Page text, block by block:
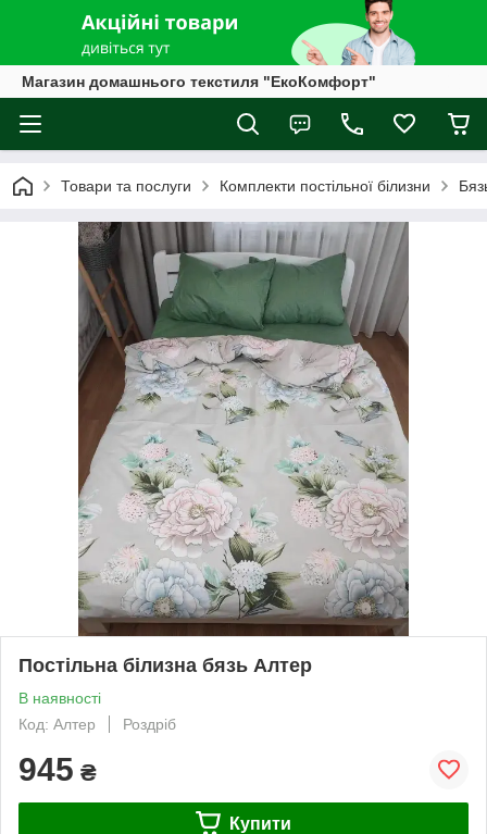
Магазин домашнього текстиля "ЕкоКомфорт"
Товари та послуги Комплекти постільної білизни
Постільна білизна бязь Алтер
В наявності
Код: Алтер
Роздріб
945 ₴
Купити